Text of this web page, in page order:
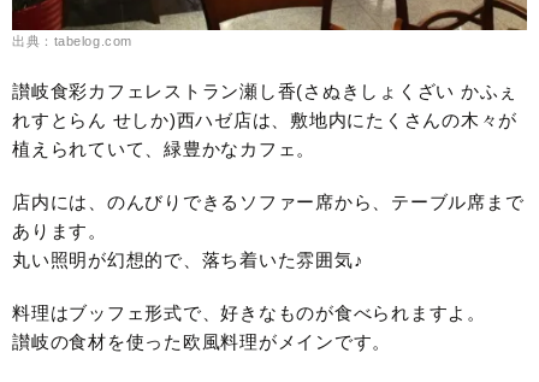
出典：tabelog.com
讃岐食彩カフェレストラン瀬し香(さぬきしょくざい かふぇ
れすとらん せしか)西ハゼ店は、敷地内にたくさんの木々が
植えられていて、緑豊かなカフェ。
店内には、のんびりできるソファー席から、テーブル席まで
あります。
丸い照明が幻想的で、落ち着いた雰囲気♪
料理はブッフェ形式で、好きなものが食べられますよ。
讃岐の食材を使った欧風料理がメインです。